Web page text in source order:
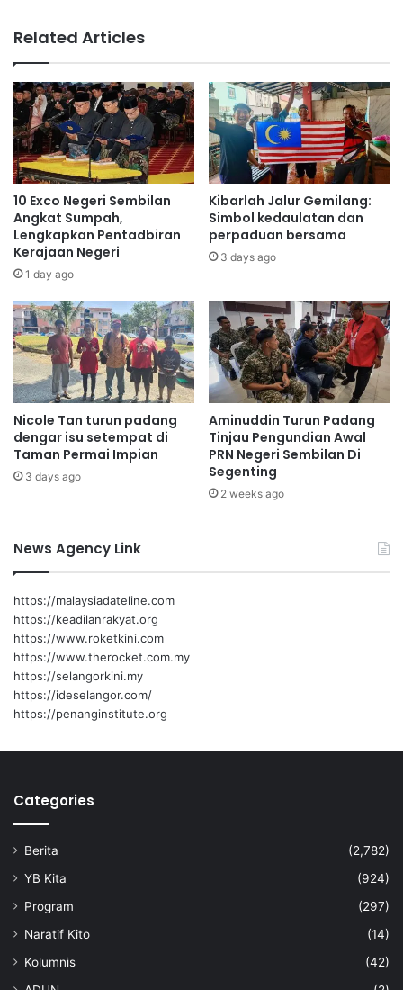
n
a
k
a
n
s
e
t
i
a
p
m
i
g
g
u
o
l
e
h
P
B
T
s
t
-
T
r
a
c
k
S
P
M
l
e
a
s
a
t
a
h
f
z
e
r
Related Articles
10 Exco Negeri Sembilan
Angkat Sumpah,
Lengkapkan Pentadbiran
Kerajaan Negeri
1 day ago
Kibarlah Jalur Gemilang:
Simbol kedaulatan dan
perpaduan bersama
3 days ago
Nicole Tan turun padang
dengar isu setempat di
Taman Permai Impian
3 days ago
Aminuddin Turun Padang
Tinjau Pengundian Awal
PRN Negeri Sembilan Di
Segenting
2 weeks ago
News Agency Link
https://malaysiadateline.com
https://keadilanrakyat.org
https://www.roketkini.com
https://www.therocket.com.my
https://selangorkini.my
https://ideselangor.com/
https://penanginstitute.org
Categories
Berita
(2,782)
YB Kita
(924)
Program
(297)
Naratif Kito
(14)
Kolumnis
(42)